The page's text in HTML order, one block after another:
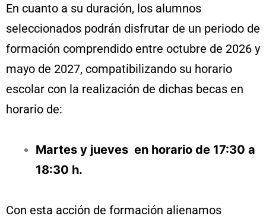
En cuanto a su duración, los alumnos
seleccionados podrán disfrutar de un periodo de
formación comprendido entre octubre de 2026 y
mayo de 2027, compatibilizando su horario
escolar con la realización de dichas becas en
horario de:
Martes y jueves en horario de 17:30 a
18:30 h.
Con esta acción de formación alienamos